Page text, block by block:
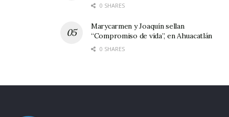
0 SHARES
Marycarmen y Joaquín sellan
“Compromiso de vida”, en Ahuacatlán
0 SHARES